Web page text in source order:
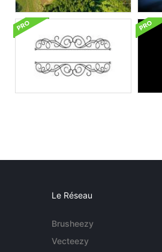
Le Réseau
Brusheezy
Vecteezy